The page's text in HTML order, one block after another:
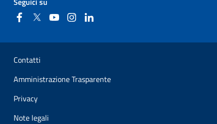
FacebookTwitter YouTubeInstagram
Sezione Link Utili
Contatti
Amministrazione Trasparente
Privacy
Note legali